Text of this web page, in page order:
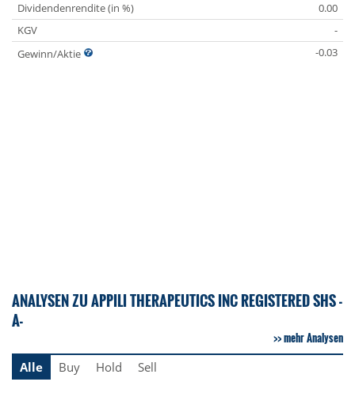
Dividendenrendite (in %)
0.00
KGV
-
Gewinn/Aktie
-0.03
ANALYSEN ZU APPILI THERAPEUTICS INC REGISTERED SHS -
A-
mehr Analysen
Alle
Buy Hold Sell